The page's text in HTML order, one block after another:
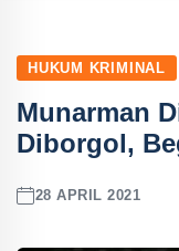
HUKUM KRIMINAL
Munarman
Diborgol,
28 APRIL 2021